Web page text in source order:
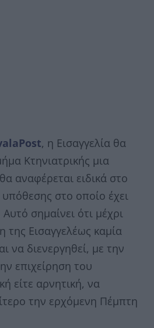
, η Εισαγγελία θα
Κτηνιατρικής μια
αναφέρεται ειδικά στο
υπόθεσης στο οποίο έχει
σημαίνει ότι μέχρι
της Εισαγγελέως καμία
να διενεργηθεί, με την
επιχείρηση του
είτε αρνητική, να
την ερχόμενη Πέμπτη